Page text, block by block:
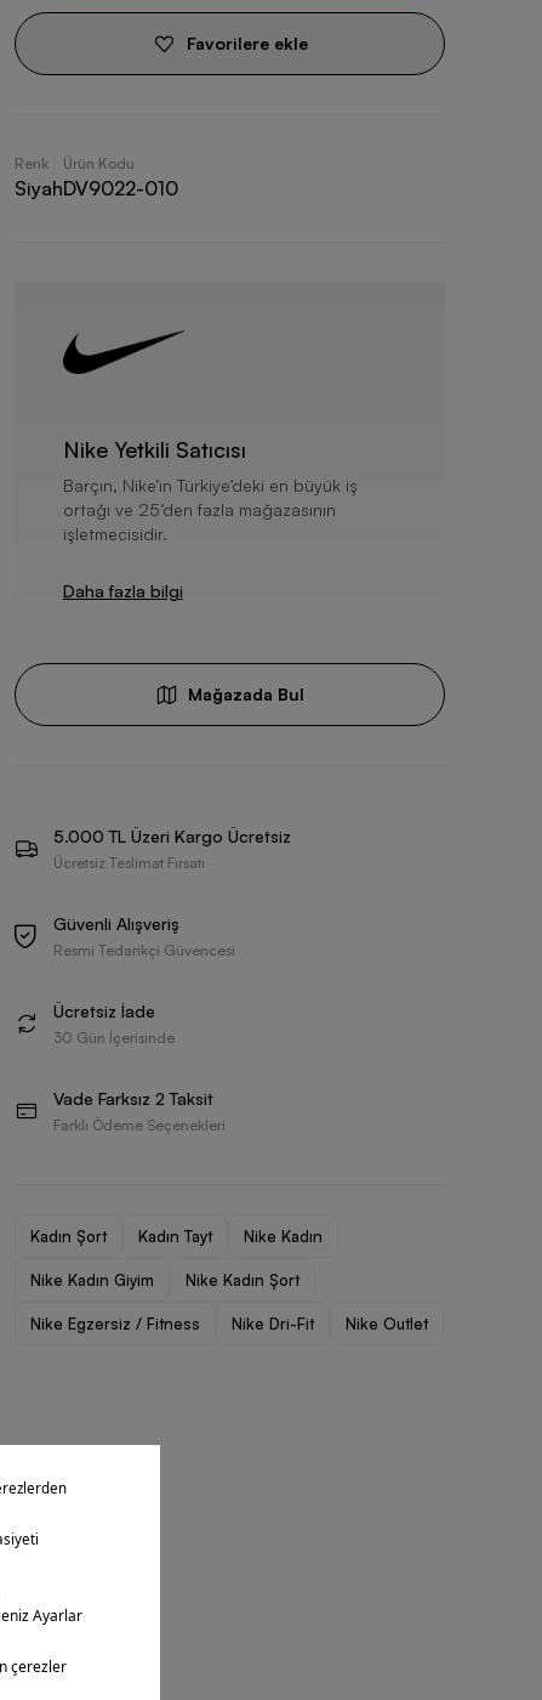
Favorilere ekle
Renk
Siyah
Ürün Kodu
DV9022-010
Nike Yetkili Satıcısı
Barçın, Nike’ın Türkiye’deki en büyük iş
ortağı ve 25’den fazla mağazasının
işletmecisidir.
Daha fazla bilgi
Mağazada Bul
5.000 TL Üzeri Kargo Ücretsiz
Ücretsiz Teslimat Fırsatı
Güvenli Alışveriş
Resmi Tedarikçi Güvencesi
Ücretsiz İade
30 Gün İçerisinde
Vade Farksız 2 Taksit
Farklı Ödeme Seçenekleri
Kadın Şort Kadın Tayt Nike Kadın
Nike Kadın Giyim Nike Kadın Şort
Nike Egzersiz / Fitness Nike Dri-Fit Nike Outlet